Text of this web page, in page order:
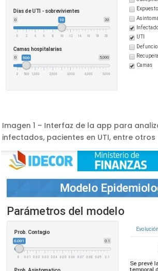
Imagen 1 – Interfaz de la app para
infectados, pacientes en UTI, entre otros